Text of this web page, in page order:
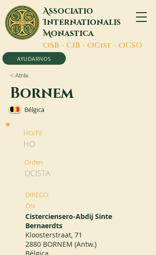
Associatio
Internationalis
Monastica
OSB - CIB - OCist - OCSO
AYUDARNOS
< Atrás
Bornem
Bélgica
HO/FE
HO
Orden
OCISTA
DIRECCI
ÓN
Cisterciensero-Abdij Sinte
Bernaerdts
Kloosterstraat, 71
2880 BORNEM (Antw.)